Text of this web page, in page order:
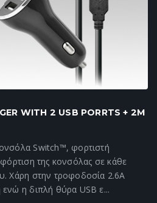
WITH 2 USB PORRTS + 2M
Switch™, φορτιστή
φόρτιση της κονσόλας σε κάθε
Χάρη στην τροφοδοσία 2.6A
η διπλή θύρα USB ε...